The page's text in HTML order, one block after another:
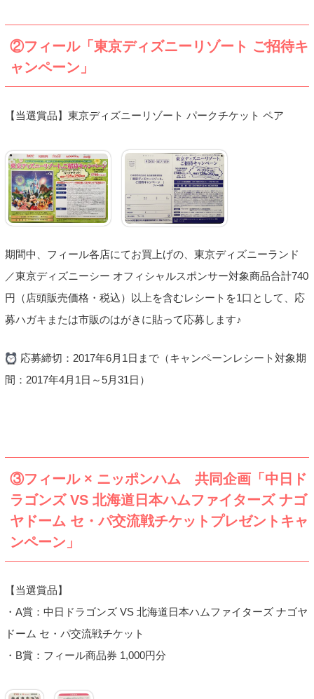
②フィール「東京ディズニーリゾート ご招待キ
ャンペーン」
【当選賞品】東京ディズニーリゾート パークチケット ペア
期間中、フィール各店にてお買上げの、東京ディズニーランド
／東京ディズニーシー オフィシャルスポンサー対象商品合計740
円（店頭販売価格・税込）以上を含むレシートを1口として、応
募ハガキまたは市販のはがきに貼って応募します♪
応募締切：2017年6月1日まで（キャンペーンレシート対象期
間：2017年4月1日～5月31日）
③フィール × ニッポンハム 共同企画「中日ド
ラゴンズ VS 北海道日本ハムファイターズ ナゴ
ヤドーム セ・パ交流戦チケットプレゼントキャ
ンペーン」
【当選賞品】
・A賞：中日ドラゴンズ VS 北海道日本ハムファイターズ ナゴヤ
ドーム セ・パ交流戦チケット
・B賞：フィール商品券 1,000円分